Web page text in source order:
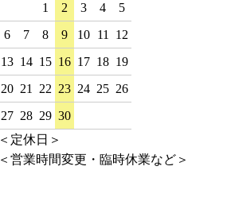
1
2 3 4
5
6
7 8 9 10 11
12
13 14 15 16 17 18 19
20 21 22 23 24 25 26
27 28 29 30
＜定休日＞
＜営業時間変更・臨時休業など＞